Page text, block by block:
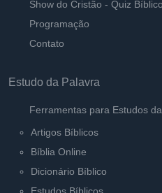
Show do Cristão - Quiz Bíblico
Programação
Contato
Estudo da Palavra
Ferramentas para Estudos
Artigos Bíblicos
Bíblia Online
Dicionário Bíblico